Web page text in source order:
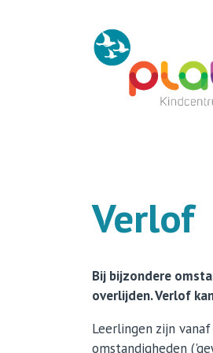
Verlof
Bij bijzondere
overlijden. Verlof
Leerlingen zijn
omstandigheden